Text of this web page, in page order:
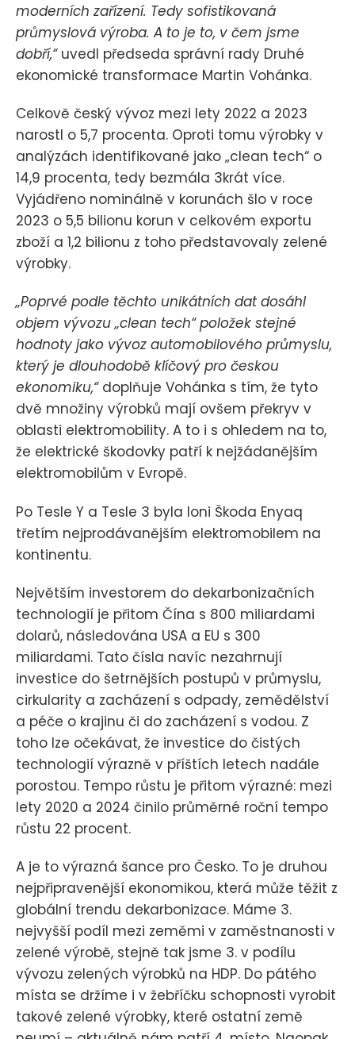
moderních zařízení. Tedy sofistikovaná
průmyslová výroba. A to je to, v čem jsme
dobří,“uvedl předseda správní rady Druhé
ekonomické transformace Martin Vohánka.
Celkově český vývoz mezi lety 2022 a 2023
narostl o 5,7 procenta. Oproti tomu výrobky v
analýzách identifikované jako „clean tech“ o
14,9 procenta, tedy bezmála 3krát více.
Vyjádřeno nominálně v korunách šlo v roce
2023 o 5,5 bilionu korun v celkovém exportu
zboží a 1,2 bilionu z toho představovaly zelené
výrobky.
„Poprvé podle těchto unikátních dat dosáhl
objem vývozu „clean tech“ položek stejné
hodnoty jako vývoz automobilového průmyslu,
který je dlouhodobě klíčový pro českou
ekonomiku,“ doplňuje Vohánka s tím, že tyto
dvě množiny výrobků mají ovšem překryv v
oblasti elektromobility. A to i s ohledem na to,
že elektrické škodovky patří k nejžádanějším
elektromobilům v Evropě.
Po Tesle Y a Tesle 3 byla loni Škoda Enyaq
třetím nejprodávanějším elektromobilem na
kontinentu.
Největším investorem do dekarbonizačních
technologií je přitom Čína s 800 miliardami
dolarů, následována USA a EU s 300
miliardami. Tato čísla navíc nezahrnují
investice do šetrnějších postupů v průmyslu,
cirkularity a zacházení s odpady, zemědělství
a péče o krajinu či do zacházení s vodou. Z
toho lze očekávat, že investice do čistých
technologií výrazně v příštích letech nadále
porostou. Tempo růstu je přitom výrazné: mezi
lety 2020 a 2024 činilo průměrné roční tempo
růstu 22 procent.
A je to výrazná šance pro Česko. To je druhou
nejpřipravenější ekonomikou, která může těžit z
globální trendu dekarbonizace. Máme 3.
nejvyšší podíl mezi zeměmi v zaměstnanosti v
zelené výrobě, stejně tak jsme 3. v podílu
vývozu zelených výrobků na HDP. Do pátého
místa se držíme i v žebříčku schopnosti vyrobit
takové zelené výrobky, které ostatní země